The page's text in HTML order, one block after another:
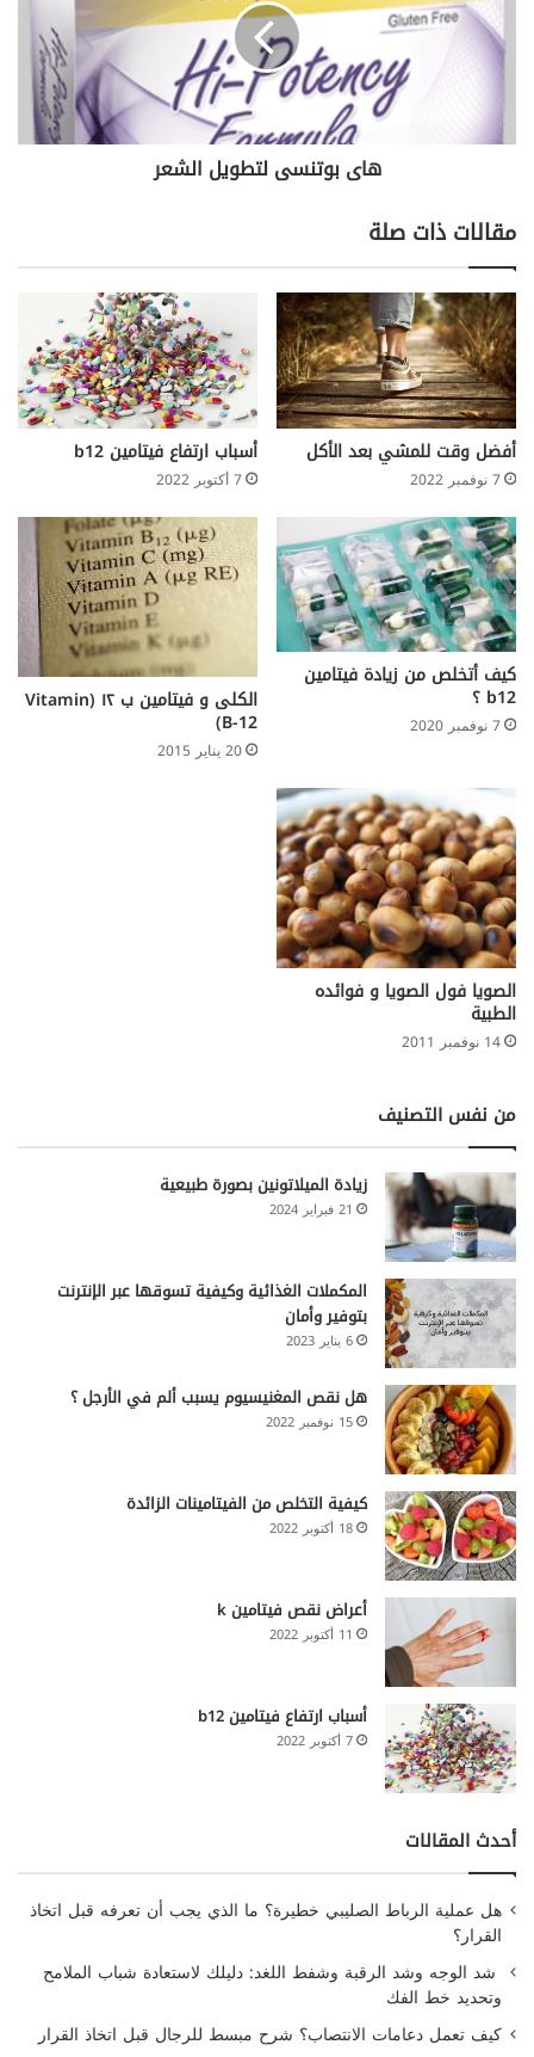
الشعر
هاى بوتنسى لتطويل الشعر
مقالات ذات صلة
أفضل وقت للمشي بعد الأكل
7 نوفمبر 2022
أسباب ارتفاع فيتامين b12
7 أكتوبر 2022
كيف أتخلص من زيادة فيتامين
b12 ؟
7 نوفمبر 2020
الكلى و فيتامين ب ١٢ (Vitamin
B-12)
20 يناير 2015
الصويا فول الصويا و فوائده
الطبية
14 نوفمبر 2011
من نفس التصنيف
زيادة الميلاتونين بصورة طبيعية
21 فبراير 2024
المكملات الغذائية وكيفية تسوقها عبر الإنترنت
بتوفير وأمان
6 يناير 2023
هل نقص المغنيسيوم يسبب ألم في الأرجل ؟
15 نوفمبر 2022
كيفية التخلص من الفيتامينات الزائدة
18 أكتوبر 2022
أعراض نقص فيتامين k
11 أكتوبر 2022
أسباب ارتفاع فيتامين b12
7 أكتوبر 2022
أحدث المقالات
هل عملية الرباط الصليبي خطيرة؟ ما الذي يجب أن تعرفه قبل اتخاذ
القرار؟
شد الوجه وشد الرقبة وشفط اللغد: دليلك لاستعادة شباب الملامح
وتحديد خط الفك
كيف تعمل دعامات الانتصاب؟ شرح مبسط للرجال قبل اتخاذ القرار